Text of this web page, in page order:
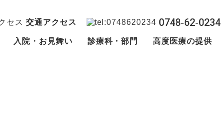
交通アクセス 0748‐62‐0234
入院・お見舞い 診療科・部門 高度医療の提供